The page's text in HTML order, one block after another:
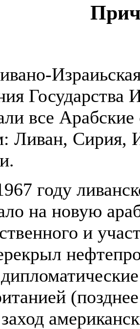
Государства
все
Ливан, Сирия,
году
на новую
и